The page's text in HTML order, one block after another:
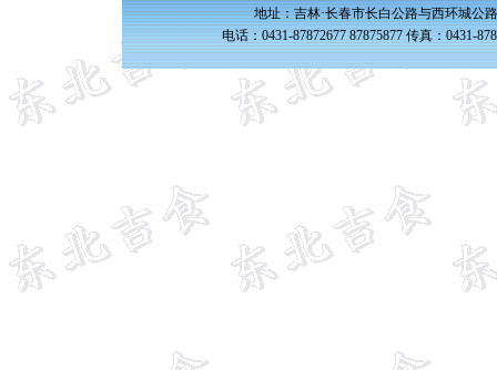
地址：吉林·长春市长白公路与西环城公
电话：0431-87872677 87875877 传真：0431-